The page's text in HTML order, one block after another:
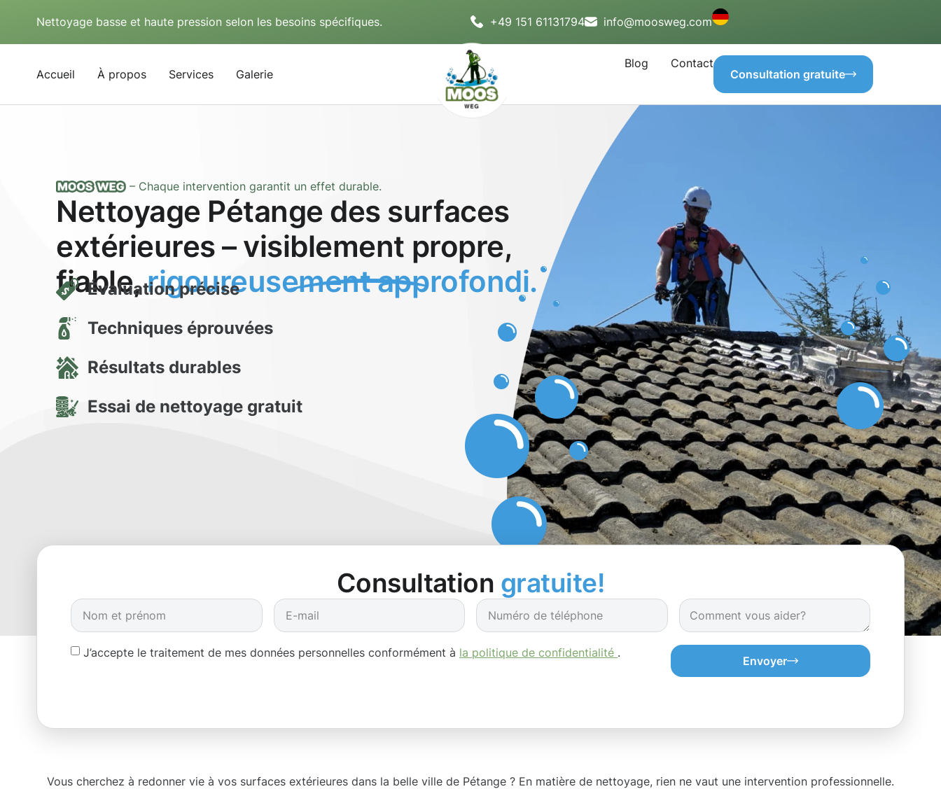
Nettoyage basse et haute pression selon les besoins spécifiques. +49 151 61131794 info@moosweg.com
Accueil À propos Services Galerie
Blog
Contact
Consultation gratuite
– Chaque intervention garantit un effet durable.
Nettoyage Pétange des surfaces
extérieures – visiblement propre,
fiable,rigoureusement approfondi.
Évaluation précise
Techniques éprouvées
Résultats durables
Essai de nettoyage gratuit
Consultation gratuite!
J’accepte le traitement de mes données personnelles conformément à la politique de confidentialité .
Envoyer
Vous cherchez à redonner vie à vos surfaces extérieures dans la belle ville de Pétange ? En matière de nettoyage, rien ne vaut une intervention professionnelle.